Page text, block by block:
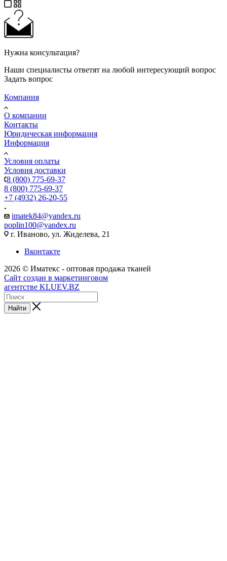
Нужна консультация?
Наши специалисты ответят на любой интересующий вопрос
Задать вопрос
Компания
О компании
Контакты
Юридическая информация
Информация
Условия оплаты
Условия доставки
8 (800) 775-69-37
8 (800) 775-69-37
+7 (4932) 26-20-55
imatek84@yandex.ru
poplin100@yandex.ru
г. Иваново, ул. Жиделева, 21
Вконтакте
2026 © Иматекс - оптовая продажа тканей
Сайт создан в маркетинговом
агентстве KLUEV.BZ
Найти